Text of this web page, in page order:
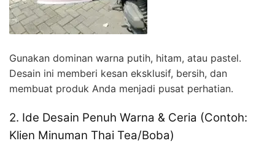
Gunakan dominan warna putih, hitam, atau pastel.
Desain ini memberi kesan eksklusif, bersih, dan
membuat produk Anda menjadi pusat perhatian.
2. Ide Desain Penuh Warna & Ceria (Contoh:
Klien Minuman Thai Tea/Boba)